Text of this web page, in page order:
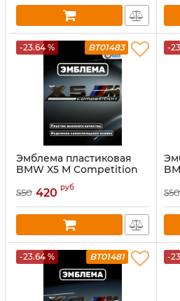
-23.64 % BT01483
Эмблема пластиковая
BMW X5 M Competition
550 420 руб
-
550
-23.64 % BT01481 -